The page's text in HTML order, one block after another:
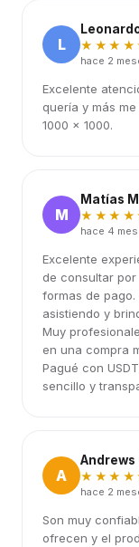
L
hace 2
Excelente
quería y más
1000 x 1000.
M
Matías
hace 4
Excelente
de consultar
formas de pago.
asistiendo y
Muy
en una compra
Pagué con
sencillo y
A
Andrews
hace 2
Son muy
ofrecen y el